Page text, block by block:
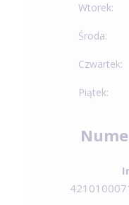
Wtorek:
Środa:
Czwartek:
Piątek: